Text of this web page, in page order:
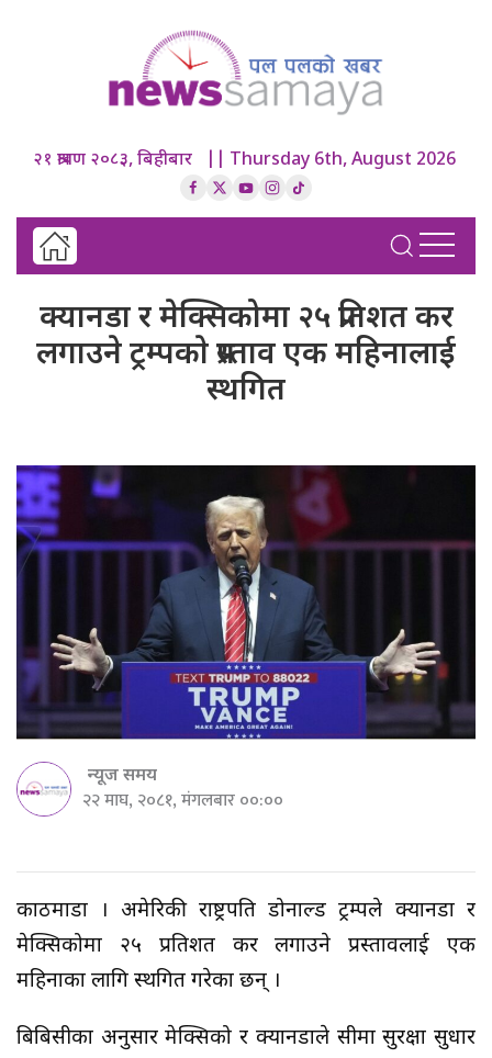
२१ श्रावण २०८३, बिहीबार || Thursday 6th, August 2026
क्यानडा र मेक्सिकोमा २५ प्रतिशत कर
लगाउने ट्रम्पकाे प्रस्ताव एक महिनालाई
स्थगित
न्यूज समय
२२ माघ, २०८१, मंगलबार ००:००
काठमाडौँ । अमेरिकी राष्ट्रपति डोनाल्ड ट्रम्पले क्यानडा र
मेक्सिकोमा २५ प्रतिशत कर लगाउने प्रस्तावलाई एक
महिनाका लागि स्थगित गरेका छन् ।
बिबिसीका अनुसार मेक्सिको र क्यानडाले सीमा सुरक्षा सुधार